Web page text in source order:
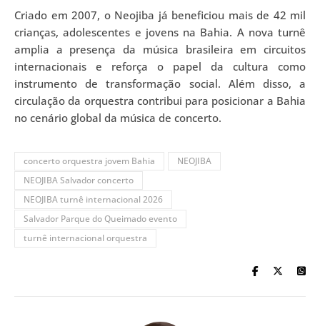
Criado em 2007, o Neojiba já beneficiou mais de 42 mil
crianças, adolescentes e jovens na Bahia. A nova turnê
amplia a presença da música brasileira em circuitos
internacionais e reforça o papel da cultura como
instrumento de transformação social. Além disso, a
circulação da orquestra contribui para posicionar a Bahia
no cenário global da música de concerto.
concerto orquestra jovem Bahia
NEOJIBA
NEOJIBA Salvador concerto
NEOJIBA turnê internacional 2026
Salvador Parque do Queimado evento
turnê internacional orquestra